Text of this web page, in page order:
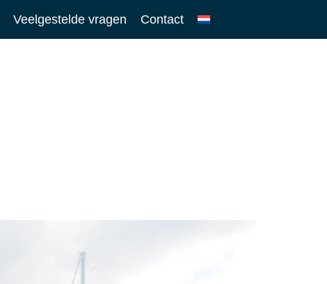
Veelgestelde vragen Contact